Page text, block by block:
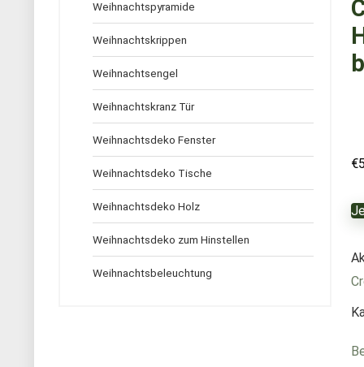
€
Weihnachtspyramide
Weihnachtskrippen
Weihnachtsengel
Weihnachtskranz Tür
Weihnachtsdeko Fenster
Weihnachtsdeko Tische
Weihnachtsdeko Holz
Weihnachtsdeko zum Hinstellen
Weihnachtsbeleuchtung